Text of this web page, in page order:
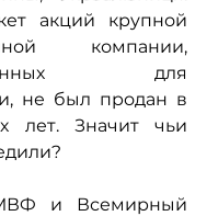
акций крупной
компании,
для
не был продан в
лет. Значит чьи
и Всемирный